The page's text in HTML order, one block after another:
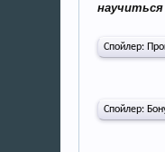
Спойлер:
Спойлер: